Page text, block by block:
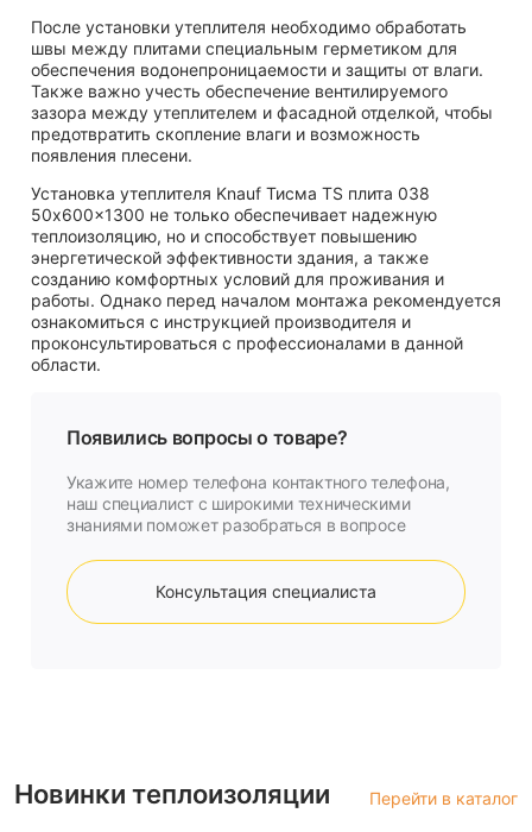
После установки утеплителя необходимо обработать
швы между плитами специальным герметиком для
обеспечения водонепроницаемости и защиты от влаги.
Также важно учесть обеспечение вентилируемого
зазора между утеплителем и фасадной отделкой, чтобы
предотвратить скопление влаги и возможность
появления плесени.
Установка утеплителя Knauf Тисма TS плита 038
50x600x1300 не только обеспечивает надежную
теплоизоляцию, но и способствует повышению
энергетической эффективности здания, а также
созданию комфортных условий для проживания и
работы. Однако перед началом монтажа рекомендуется
ознакомиться с инструкцией производителя и
проконсультироваться с профессионалами в данной
области.
Появились вопросы о товаре?
Укажите номер телефона контактного телефона,
наш специалист с широкими техническими
знаниями поможет разобраться в вопросе
Консультация специалиста
Новинки теплоизоляции Перейти в каталог